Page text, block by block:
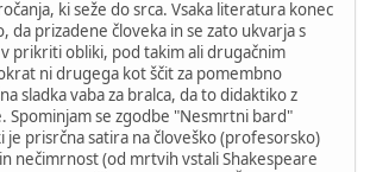
ki seže do srca. Vsaka literatura konec
da prizadene človeka in se zato ukvarja s
prikriti obliki, pod takim ali drugačnim
ni drugega kot ščit za pomembno
sladka vaba za bralca, da to didaktiko z
Spominjam se zgodbe "Nesmrtni bard"
je prisrčna satira na človeško (profesorsko)
nečimrnost (od mrtvih vstali Shakespeare